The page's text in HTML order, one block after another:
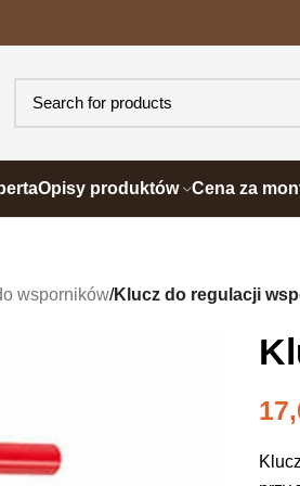
Opisy produktów Cena za
wsporników/Klucz do regulacji